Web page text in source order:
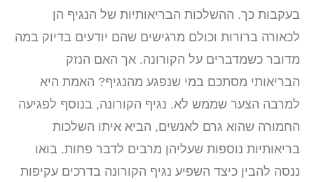
בעקבות כך. ההשלכות הבריאותיות של הנגיף הן
לכאורה ברורות וכולם מרגישים שהם יודעים בדיוק במה
מדובר כשמדברים על הקורונה. אך האם הנזק
הבריאותי מסתכם במי שנפגע מהנגיף? האמת היא
למרבה הצער שממש לא. נגיף הקורונה, בנוסף לפגיעה
החמורה שהוא גרם לאנשים, הביא איתו השלכות
בריאותיות נוספות שעליהן מרבים לדבר פחות. בואו
ננסה להבין כיצד השפיע נגיף הקורונה בדרכים עקיפות